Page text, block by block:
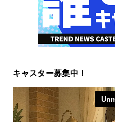
キャスター募集中！